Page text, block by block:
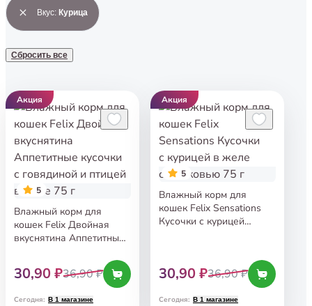
Вкус: Курица
Сбросить все
Акция
5
Влажный корм для
кошек Felix Двойная
вкуснятина Аппетитные
и птицей в желе 75 г
30,90 ₽36,90 ₽
Сегодня: В 1 магазине
Акция
5
Влажный корм для
кошек Felix Sensations
Кусочки с курицей
30,90 ₽36,90 ₽
Сегодня: В 1 магазине